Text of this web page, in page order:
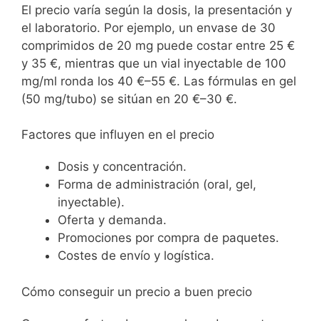
El precio varía según la dosis, la presentación y
el laboratorio. Por ejemplo, un envase de 30
comprimidos de 20 mg puede costar entre 25 €
y 35 €, mientras que un vial inyectable de 100
mg/ml ronda los 40 €–55 €. Las fórmulas en gel
(50 mg/tubo) se sitúan en 20 €–30 €.
Factores que influyen en el precio
Dosis y concentración.
Forma de administración (oral, gel,
inyectable).
Oferta y demanda.
Promociones por compra de paquetes.
Costes de envío y logística.
Cómo conseguir un precio a buen precio